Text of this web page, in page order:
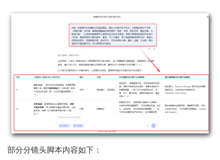
部分分镜头脚本内容如下：